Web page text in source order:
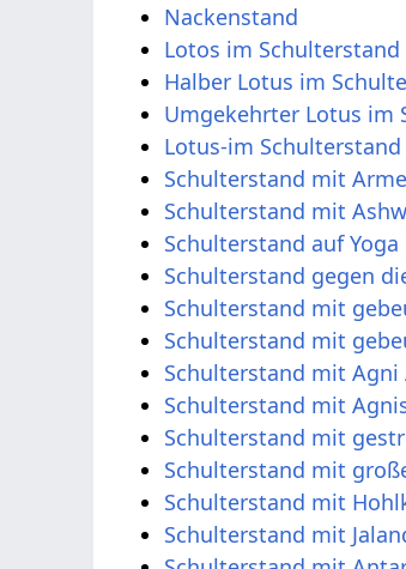
Nackenstand
Lotos im Schulterstand
Halber Lotus im
Umgekehrter Lotus im
Lotus-im Schulterstand
Schulterstand mit
Schulterstand mit
Schulterstand auf
Schulterstand gegen
Schulterstand mit
Schulterstand mit
Schulterstand mit
Schulterstand mit
Schulterstand mit
Schulterstand mit
Schulterstand mit
Schulterstand mit